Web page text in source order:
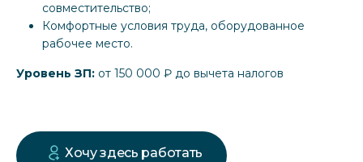
совместительство;
Комфортные условия труда, оборудованное
рабочее место.
Уровень ЗП: от 150 000 ₽ до вычета налогов
Хочу здесь работать